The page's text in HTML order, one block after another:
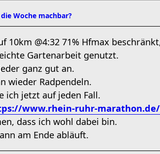
Woche machbar?
10km @4:32 71% Hfmax
Gartenarbeit genutzt.
ganz gut an.
wieder Radpendeln.
ich jetzt auf jeden Fall.
www.rhein-ruhr-
dass ich wohl dabei bin.
am Ende abläuft.